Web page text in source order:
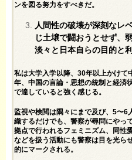
ンを図る努力をすべきだ。
人間性の破壊が深刻なレ
じ土壌で闘おうとせず、
淡々と日本自らの目的と
私は大学入学以降、30年以上かけて
年、中国の言論・思想の統制と経済
で達していると強く感じる。
監視や検閲は隅々にまで及び、5〜6
織するだけでも、警察が尋問にやっ
拠点で行われるフェミニズム、同性
などを扱う活動にも警察は目を光ら
的にマークされる。